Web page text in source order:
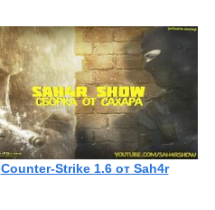
Counter-Strike 1.6 от Sah4r